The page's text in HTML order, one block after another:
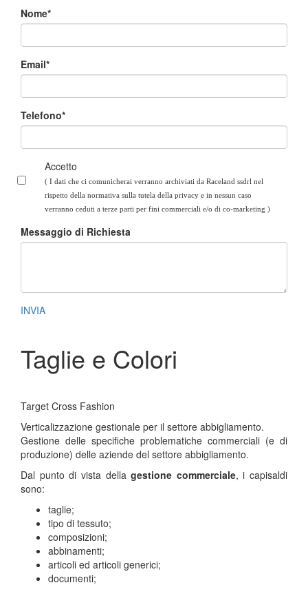
Nome*
Email*
Telefono*
Accetto
( I dati che ci comunicherai verranno archiviati da Raceland ssdrl nel
rispetto della normativa sulla tutela della privacy e in nessun caso
verranno ceduti a terze parti per fini commerciali e/o di co-marketing )
Messaggio di Richiesta
INVIA
Taglie e Colori
Target Cross Fashion
Verticalizzazione gestionale per il settore abbigliamento.
Gestione delle specifiche problematiche commerciali (e di
produzione) delle aziende del settore abbigliamento.
Dal punto di vista dellagestione commerciale, i capisaldi
sono:
taglie;
tipo di tessuto;
composizioni;
abbinamenti;
articoli ed articoli generici;
documenti;